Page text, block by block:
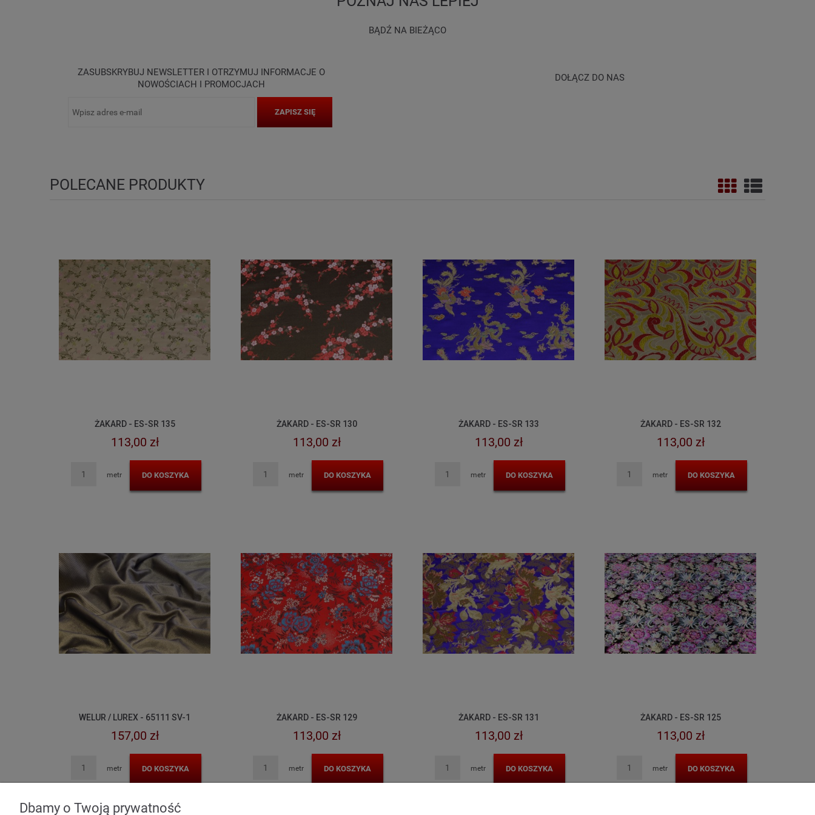
BĄDŹ NA BIEŻĄCO
ZASUBSKRYBUJ NEWSLETTER I OTRZYMUJ INFORMACJE O
NOWOŚCIACH I PROMOCJACH
ZAPISZ SIĘ
DOŁĄCZ DO NAS
POLECANE PRODUKTY
ŻAKARD - ES-SR 135
113,00 zł
metr DO KOSZYKA
ŻAKARD - ES-SR 130
113,00 zł
metr DO KOSZYKA
ŻAKARD - ES-SR 133
113,00 zł
metr DO KOSZYKA
ŻAKARD - ES-SR 132
113,00 zł
metr DO KOSZYKA
WELUR / LUREX - 65111 SV-1
157,00 zł
metr DO KOSZYKA
ŻAKARD - ES-SR 129
113,00 zł
metr DO KOSZYKA
ŻAKARD - ES-SR 131
113,00 zł
metr DO KOSZYKA
ŻAKARD - ES-SR 125
113,00 zł
metr DO KOSZYKA
Dbamy o Twoją prywatność